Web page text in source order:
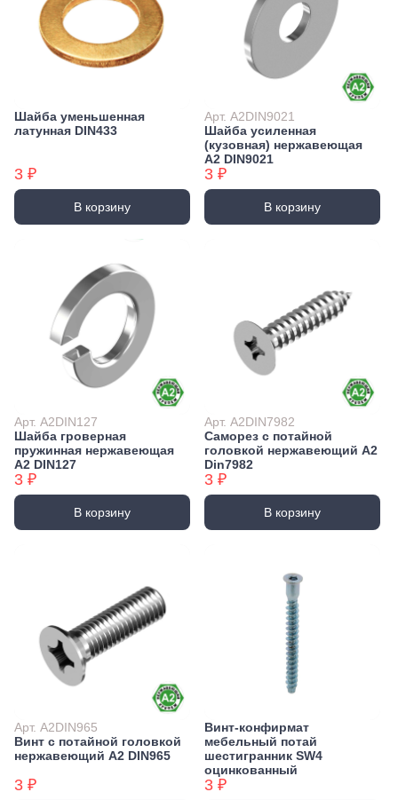
Шайба уменьшенная
латунная DIN433
3 ₽
В корзину
Арт. А2DIN9021
Шайба усиленная
(кузовная) нержавеющая
А2 DIN9021
3 ₽
В корзину
Арт. А2DIN127
Шайба гроверная
пружинная нержавеющая
А2 DIN127
3 ₽
В корзину
Арт. А2DIN7982
Саморез с потайной
головкой нержавеющий А2
Din7982
3 ₽
В корзину
Арт. А2DIN965
Винт с потайной головкой
нержавеющий А2 DIN965
3 ₽
Винт-конфирмат
мебельный потай
шестигранник SW4
оцинкованный
3 ₽